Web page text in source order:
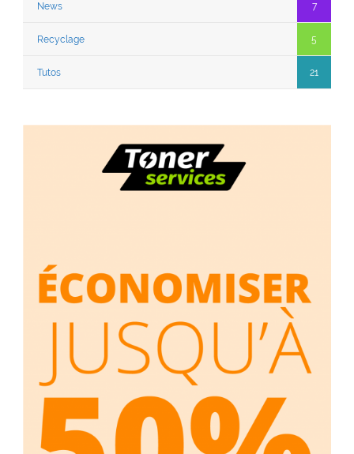
News 7
Recyclage 5
Tutos 21